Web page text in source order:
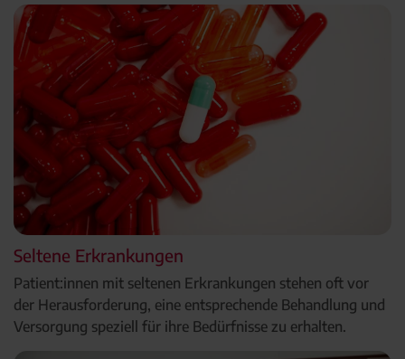
Seltene Erkrankungen
Patient:innen mit seltenen Erkrankungen stehen oft vor
der Herausforderung, eine entsprechende Behandlung und
Versorgung speziell für ihre Bedürfnisse zu erhalten.